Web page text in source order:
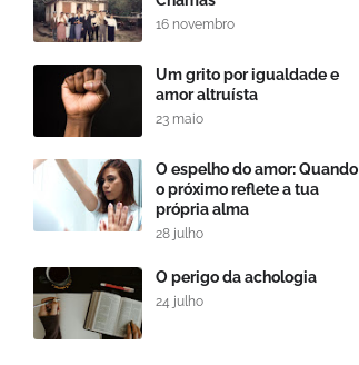
16 novembro
Um grito por igualdade e
amor altruísta
23 maio
O espelho do amor: Quando
o próximo reflete a tua
própria alma
28 julho
O perigo da achologia
24 julho